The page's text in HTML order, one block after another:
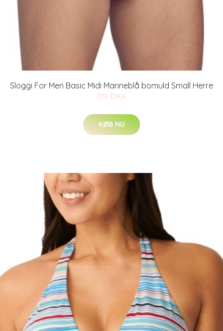
Sloggi For Men Basic Midi Marineblå bomuld Small Herre
119 DKK
KØB NU